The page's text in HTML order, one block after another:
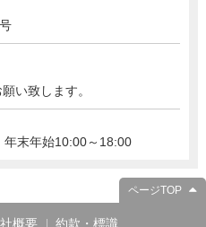
い致します。
末年始10:00～18:00
ページTOP
概要 約款・標識